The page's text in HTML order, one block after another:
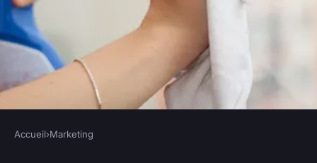
Accueil›Marketing